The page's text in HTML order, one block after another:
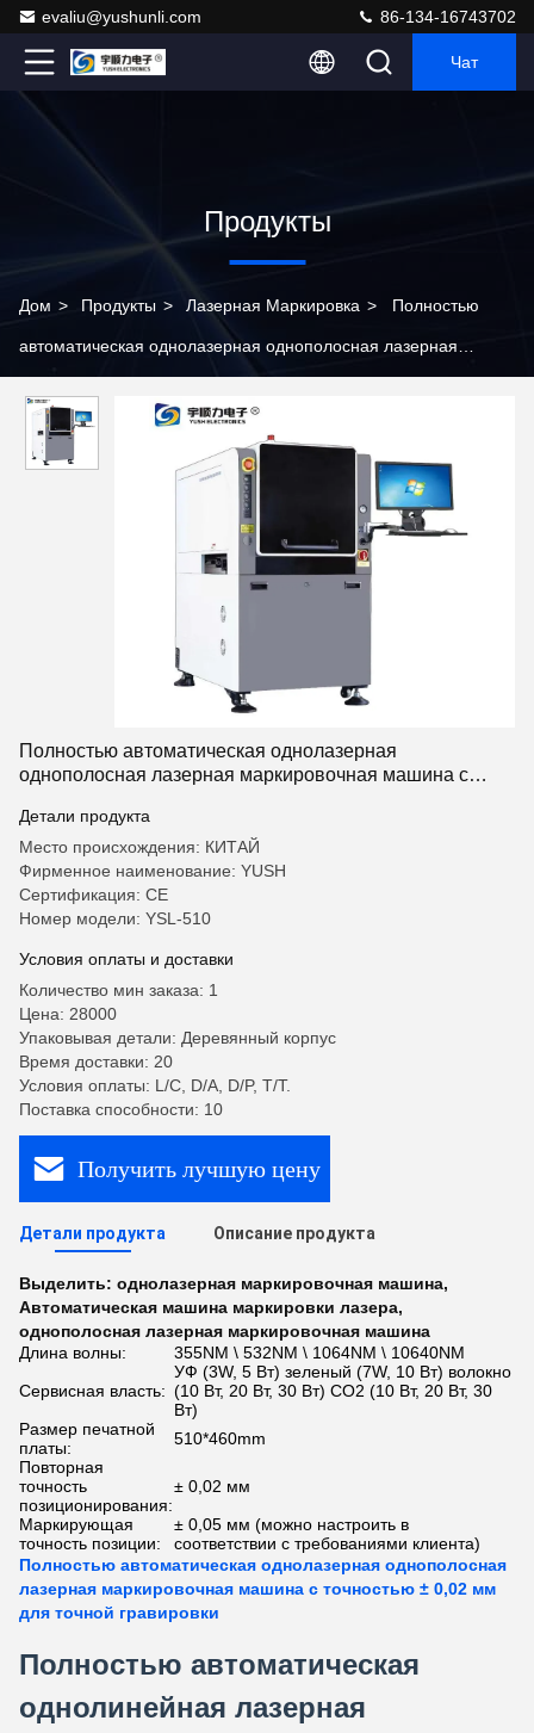
evaliu@yushunli.com 86-134-16743702
Чат
Продукты
Дом > Продукты > Лазерная Маркировка > Полностью
автоматическая однолазерная однополосная лазерная
гравировки
Полностью автоматическая однолазерная
однополосная лазерная маркировочная машина с
Детали продукта
Место происхождения: КИТАЙ
Фирменное наименование: YUSH
Сертификация: CE
Номер модели: YSL-510
Условия оплаты и доставки
Количество мин заказа: 1
Цена: 28000
Упаковывая детали: Деревянный корпус
Время доставки: 20
Условия оплаты: L/C, D/A, D/P, T/T.
Поставка способности: 10
Получить лучшую цену
Детали продукта Описание продукта
Выделить: однолазерная маркировочная машина,
Автоматическая машина маркировки лазера,
однополосная лазерная маркировочная машина
Длина волны:
355NM \ 532NM \ 1064NM \ 10640NM
Сервисная власть:
УФ (3W, 5 Вт) зеленый (7W, 10 Вт) волокно
(10 Вт, 20 Вт, 30 Вт) CO2 (10 Вт, 20 Вт, 30
Вт)
Размер печатной
платы:
510*460mm
Повторная
точность
позиционирования:
± 0,02 мм
Маркирующая
точность позиции:
± 0,05 мм (можно настроить в
соответствии с требованиями клиента)
Полностью автоматическая однолазерная однополосная
лазерная маркировочная машина с точностью ± 0,02 мм
для точной гравировки
Полностью автоматическая
однолинейная лазерная